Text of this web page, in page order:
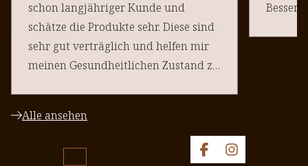
schon langjähriger Kunde und
schätze die Produkte sehr. Diese sind
sehr gut verträglich und helfen mir
meinen Gesundheitlichen Zustand zu
Alle ansehen